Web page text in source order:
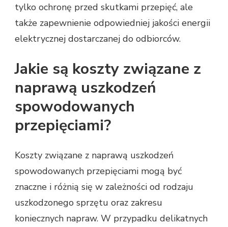
tylko ochronę przed skutkami przepięć, ale
także zapewnienie odpowiedniej jakości energii
elektrycznej dostarczanej do odbiorców.
Jakie są koszty związane z
naprawą uszkodzeń
spowodowanych
przepięciami?
Koszty związane z naprawą uszkodzeń
spowodowanych przepięciami mogą być
znaczne i różnią się w zależności od rodzaju
uszkodzonego sprzętu oraz zakresu
koniecznych napraw. W przypadku delikatnych